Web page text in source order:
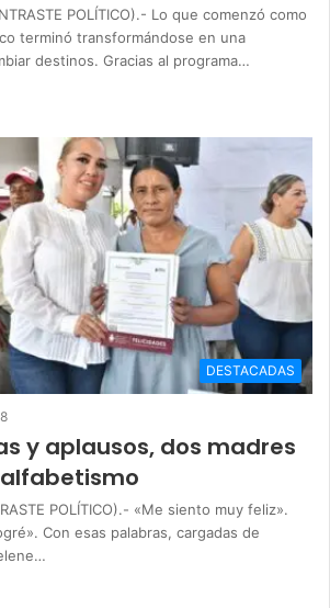
POLÍTICO).- Lo que comenzó como
terminó transformándose en una
destinos. Gracias al programa…
DESTACADAS
8
y aplausos, dos madres
POLÍTICO).- «Me siento muy feliz».
Con esas palabras, cargadas de